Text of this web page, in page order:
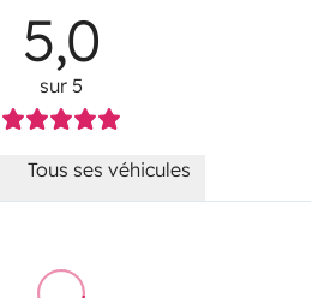
5,0
sur 5
Tous ses véhicules